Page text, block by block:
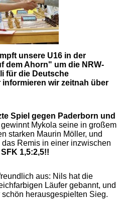
unsere U16 in der
dem Ahorn" um die NRW-
für die Deutsche
wir zeitnah über
Spiel gegen Paderborn und
Mykola seine in großem
starken Maurin Möller, und
Remis in einer inzwischen
1,5:2,5!!
aus: Nils hat die
Läufer gebannt, und
herausgespielten Sieg.